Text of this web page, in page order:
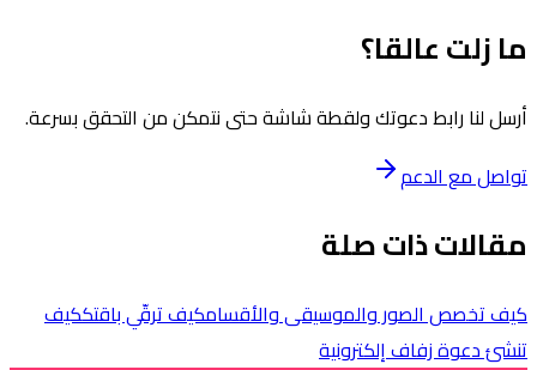
ما زلت عالقا؟
أرسل لنا رابط دعوتك ولقطة شاشة حتى نتمكن من التحقق بسرعة.
تواصل مع الدعم
مقالات ذات صلة
كيف تخصص الصور والموسيقى والأقسامكيف ترقّي باقتككيف
تنشئ دعوة زفاف إلكترونية